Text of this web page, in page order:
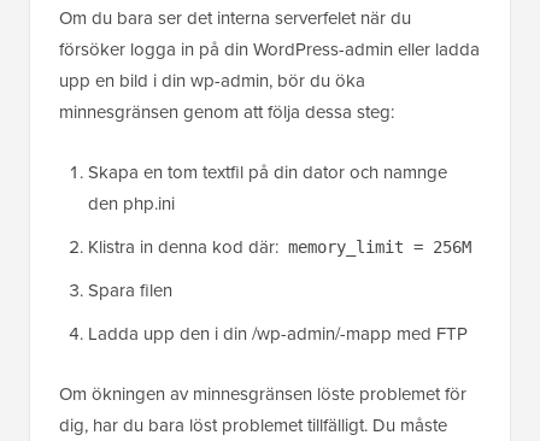
Om du bara ser det interna serverfelet när du
försöker logga in på din WordPress-admin eller ladda
upp en bild i din wp-admin, bör du öka
minnesgränsen genom att följa dessa steg:
Skapa en tom textfil på din dator och namnge
den php.ini
Klistra in denna kod där: memory_limit = 256M
Spara filen
Ladda upp den i din /wp-admin/-mapp med FTP
Om ökningen av minnesgränsen löste problemet för
dig, har du bara löst problemet tillfälligt. Du måste